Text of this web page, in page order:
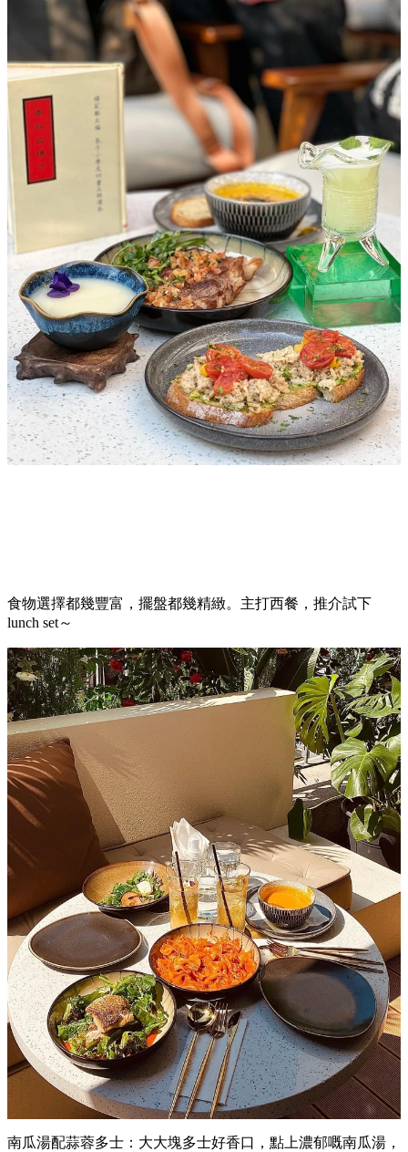
食物選擇都幾豐富，擺盤都幾精緻。主打西餐，推介試下
lunch set～
南瓜湯配蒜蓉多士：大大塊多士好香口，點上濃郁嘅南瓜湯，